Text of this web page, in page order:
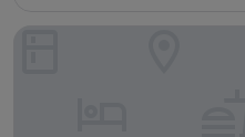
Sure Hotel Studio by Best